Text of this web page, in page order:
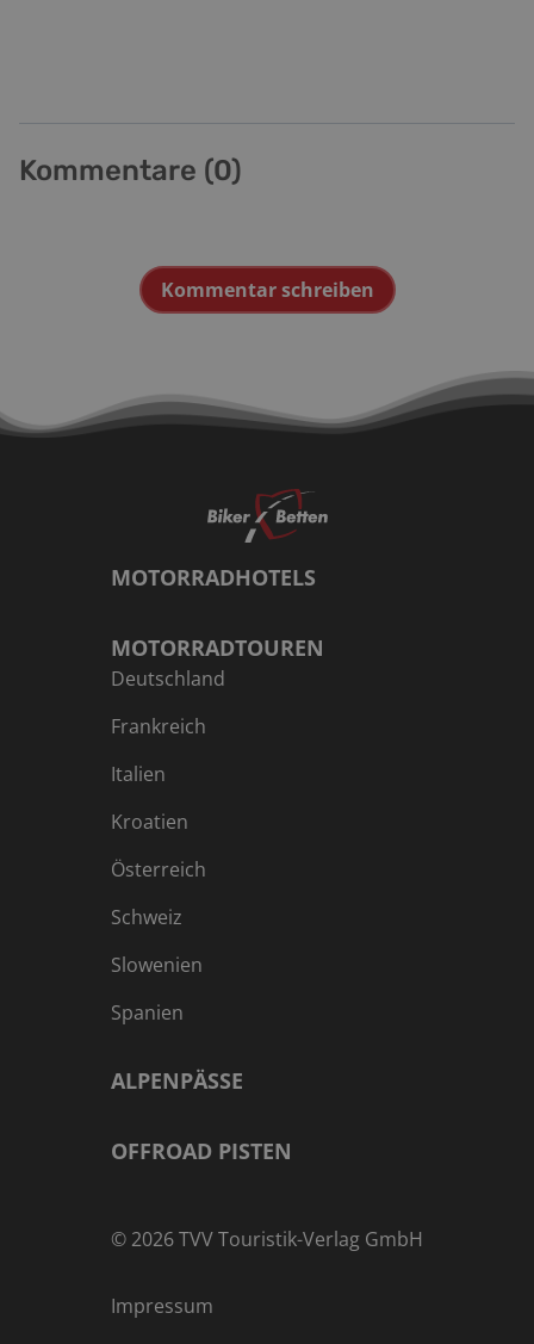
Kommentare (0)
Kommentar schreiben
MOTORRADHOTELS
MOTORRADTOUREN
Deutschland
Frankreich
Italien
Kroatien
Österreich
Schweiz
Slowenien
Spanien
ALPENPÄSSE
OFFROAD PISTEN
© 2026TVV Touristik-Verlag GmbH
Impressum